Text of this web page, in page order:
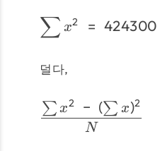
∑ x2 = 424300
덜다,
N
∑ x2 − (∑ x)2